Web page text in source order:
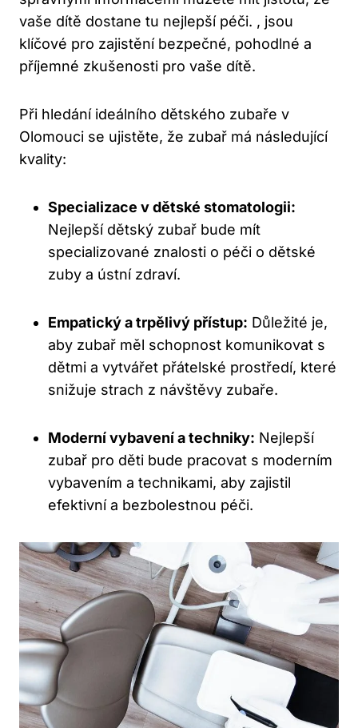
vaše dítě dostane tu nejlepší péči. , jsou
klíčové pro zajistění bezpečné, pohodlné a
příjemné zkušenosti pro vaše dítě.
Při hledání ideálního dětského zubaře v
Olomouci se ujistěte, že zubař má následující
kvality:
Specializace v dětské stomatologii:
Nejlepší dětský zubař bude mít
specializované znalosti o péči o dětské
zuby a ústní zdraví.
Empatický a trpělivý přístup: Důležité je,
aby zubař měl schopnost komunikovat s
dětmi a vytvářet přátelské prostředí, které
snižuje strach z návštěvy zubaře.
Moderní vybavení a techniky: Nejlepší
zubař pro děti bude pracovat s moderním
vybavením a technikami, aby zajistil
efektivní a bezbolestnou péči.